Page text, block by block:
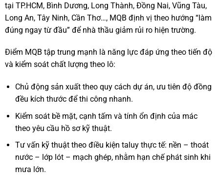
tại TP.HCM, Bình Dương, Long Thành, Đồng Nai, Vũng Tàu,
Long An, Tây Ninh, Cần Thơ…, MQB định vị theo hướng “làm
đúng ngay từ đầu” để nhà thầu giảm rủi ro hiện trường.
Điểm MQB tập trung mạnh là năng lực đáp ứng theo tiến độ
và kiểm soát chất lượng theo lô:
Chủ động sản xuất theo quy cách dự án, ưu tiên độ đồng
đều kích thước để thi công nhanh.
Kiểm soát bề mặt, cạnh tấm và tính ổn định của mác
theo yêu cầu hồ sơ kỹ thuật.
Tư vấn kỹ thuật theo điều kiện taluy thực tế: nền – thoát
nước – lớp lót – mạch ghép, nhằm hạn chế phát sinh khi
mưa lớn.